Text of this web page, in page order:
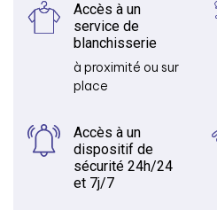
Accès à un
service de
blanchisserie
à proximité ou sur
place
Accès à un
dispositif de
sécurité 24h/24
et 7j/7